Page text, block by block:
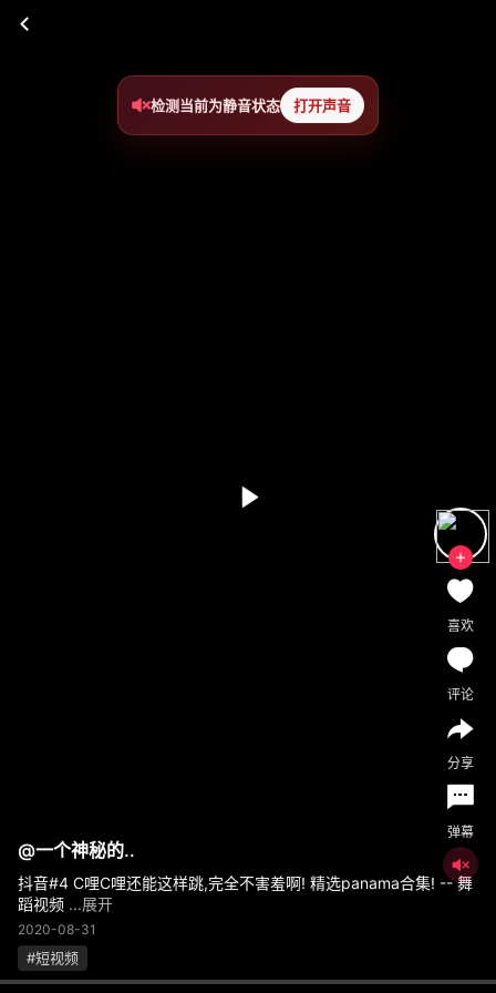
检测当前为静音状态 打开声音
@一个神秘的..
抖音#4 C哩C哩还能这样跳,完全不害羞啊! 精选panama合集! -- 舞
蹈视频 ...展开
2020-08-31
#短视频
喜欢
评论
分享
弹幕